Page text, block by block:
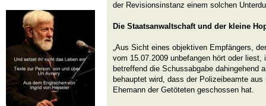
der Revisionsinstanz einem solchen
Die Staatsanwaltschaft und der kleine
„Aus Sicht eines objektiven Empfängers,
vom 15.07.2009 unbefangen hört oder
betreffend die Schussabgabe dahingehend
behauptet wird, dass der Polizeibeamte
Ehemann der Getöteten geschossen hat.